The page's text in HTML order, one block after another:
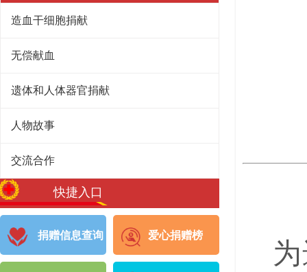
造血干细胞捐献
无偿献血
遗体和人体器官捐献
人物故事
交流合作
快捷入口
捐赠信息查询 爱心捐赠榜